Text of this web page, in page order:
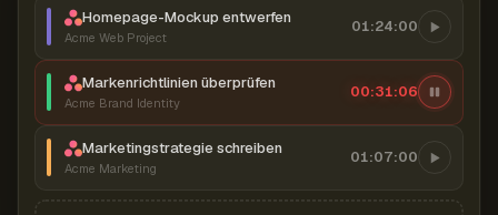
Homepage-Mockup entwerfen
Acme Web Project
01:24:00
Markenrichtlinien überprüfen
Acme Brand Identity
00:31:07
Marketingstrategie schreiben
Acme Marketing
01:07:00